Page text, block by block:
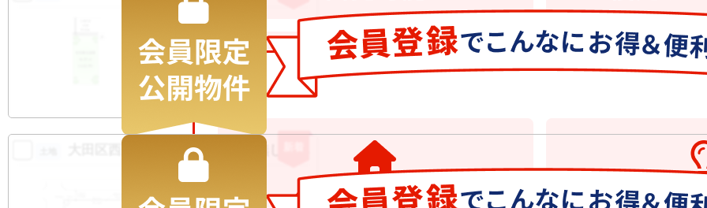
3990万円
大田区西六郷
土地
46.37m2
お気に入りに追加
大田区西六郷２丁目 建築条件無し土地
11600万円
大田区西六郷